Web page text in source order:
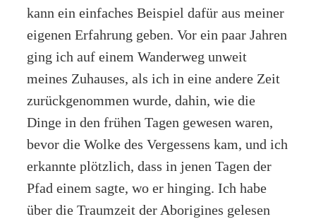
kann ein einfaches Beispiel dafür aus meiner
eigenen Erfahrung geben. Vor ein paar Jahren
ging ich auf einem Wanderweg unweit
meines Zuhauses, als ich in eine andere Zeit
zurückgenommen wurde, dahin, wie die
Dinge in den frühen Tagen gewesen waren,
bevor die Wolke des Vergessens kam, und ich
erkannte plötzlich, dass in jenen Tagen der
Pfad einem sagte, wo er hinging. Ich habe
über die Traumzeit der Aborigines gelesen